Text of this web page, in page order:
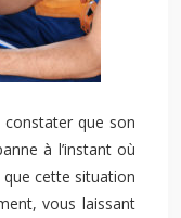
constater que son
à l’instant où
que cette situation
vous laissant